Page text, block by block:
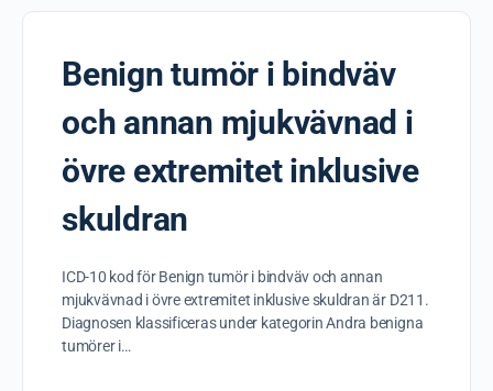
Benign tumör i bindväv
och annan mjukvävnad i
övre extremitet inklusive
skuldran
ICD-10 kod för Benign tumör i bindväv och annan
mjukvävnad i övre extremitet inklusive skuldran är D211.
Diagnosen klassificeras under kategorin Andra benigna
tumörer i…